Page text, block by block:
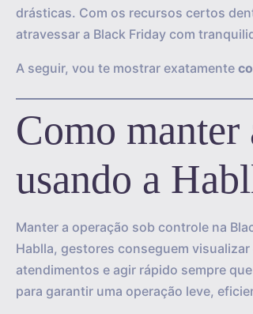
drásticas. Com os recursos certos
atravessar a Black Friday com
A seguir, vou te mostrar exatamente
Como manter
usando a
Manter a operação sob controle na
Hablla, gestores conseguem
atendimentos e agir rápido sempre
para garantir uma operação leve,